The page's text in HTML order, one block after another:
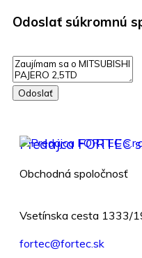
Odoslať súkromnú
Odoslať
Predajca FORTEC
Obchodná spoločnosť
Vsetínska cesta 1333/
fortec@fortec.sk